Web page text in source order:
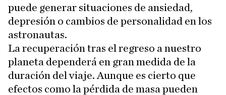
puede generar situaciones de ansiedad,
depresión o cambios de personalidad en los
astronautas.
La recuperación tras el regreso a nuestro
planeta dependerá en gran medida de la
duración del viaje. Aunque es cierto que
efectos como la pérdida de masa pueden